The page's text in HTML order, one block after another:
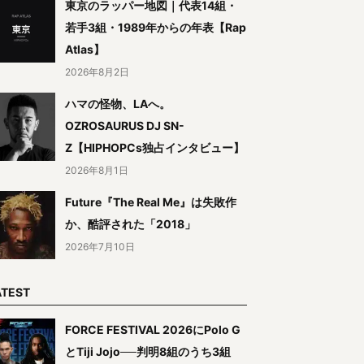
東京のラッパー地図｜代表14組・
若手3組・1989年からの年表【Rap
Atlas】
2026年8月2日
ハマの怪物、LAへ。
OZROSAURUS DJ SN-
Z【HIPHOPCs独占インタビュー】
2026年8月1日
Future『The Real Me』は失敗作
か、酷評された「2018」
2026年7月10日
FORCE FESTIVAL 2026にPolo G
とTiji Jojo──判明8組のうち3組